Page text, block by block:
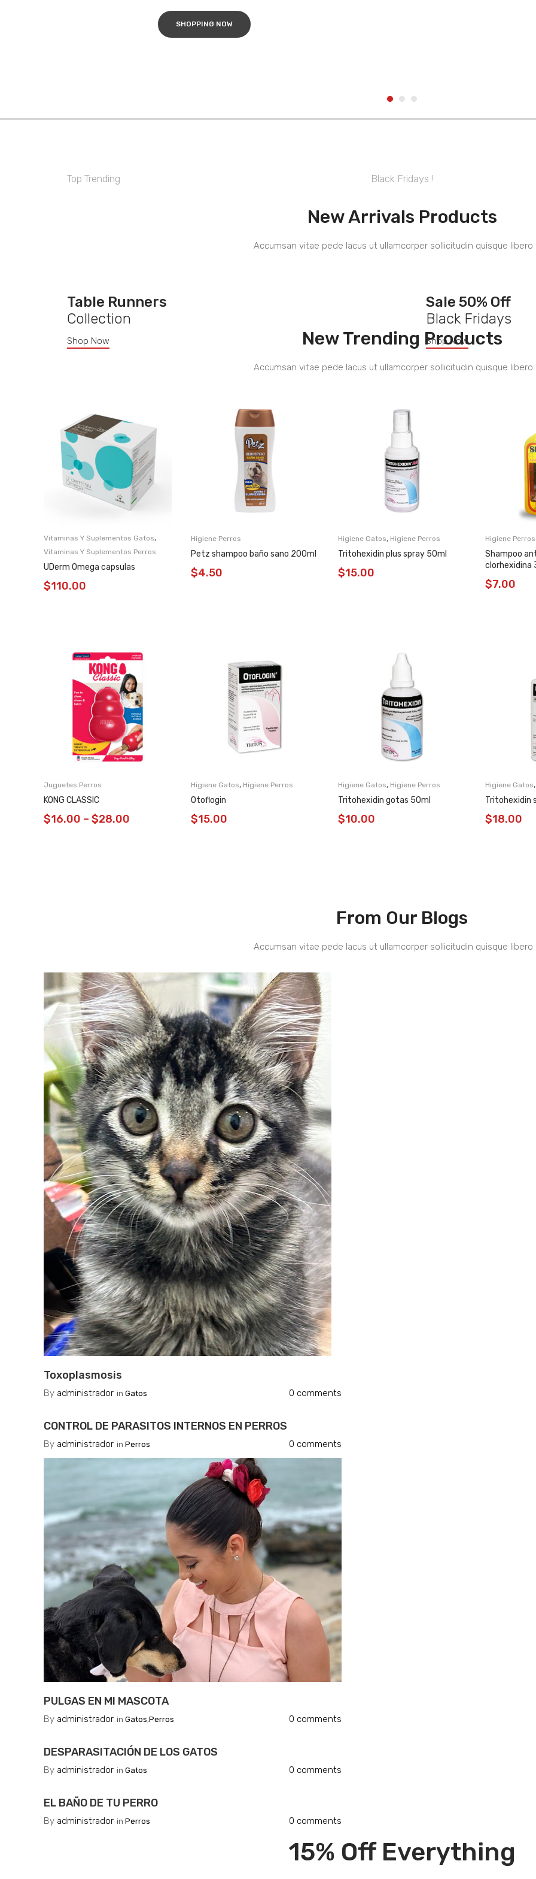
SHOPPING NOW
Top Trending Black Fridays !
Dinning Ware
New Arrivals Products
Accumsan vitae pede lacus ut ullamcorper sollicitudin quisque libero
Table Runners
Collection
Shop Now
Sale 50% Off
Black Fridays
Shop Now
New Trending Products
Accumsan vitae pede lacus ut ullamcorper sollicitudin quisque libero
Vitaminas Y Suplementos Gatos,
Vitaminas Y Suplementos Perros
UDerm Omega capsulas
$110.00
Juguetes Perros
KONG CLASSIC
$16.00 – $28.00
Higiene Perros
Petz shampoo baño sano 200ml
$4.50
Higiene Gatos, Higiene Perros
Otoflogin
$15.00
Higiene Gatos, Higiene Perros
Tritohexidin plus spray 50ml
$15.00
Higiene Gatos, Higiene Perros
Tritohexidin gotas 50ml
$10.00
Higiene Perros
Shampoo
clorhexidina
$7.00
Higiene Gatos
Tritohexidin
$18.00
From Our Blogs
Accumsan vitae pede lacus ut ullamcorper sollicitudin quisque libero
Toxoplasmosis
By administrador in Gatos 0 comments
CONTROL DE PARASITOS INTERNOS EN PERROS
By administrador in Perros 0 comments
PULGAS EN MI MASCOTA
By administrador in Gatos,Perros 0 comments
DESPARASITACIÓN DE LOS GATOS
By administrador in Gatos 0 comments
EL BAÑO DE TU PERRO
By administrador in Perros 0 comments
15% Off Everything